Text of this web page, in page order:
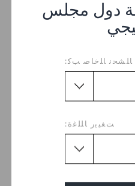
دول مجلس
ﺎﻠﺧﺎﺻ ﺐﻛ:
ﺖﻐﻴﻳﺭ ﺎﻠﻠﻏﺓ: